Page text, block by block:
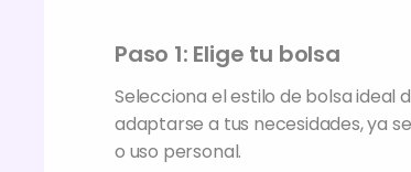
Paso 1: Elige tu bolsa
Selecciona el estilo de bolsa ideal
adaptarse a tus necesidades, ya
o uso personal.